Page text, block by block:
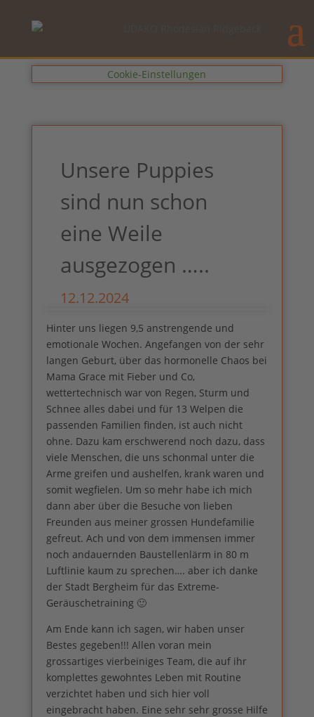
Cookie-Einstellungen
Unsere Puppies
sind nun schon
eine Weile
ausgezogen …..
12.12.2024
Hinter uns liegen 9,5 anstrengende und
emotionale Wochen. Angefangen von der sehr
langen Geburt, über das hormonelle Chaos bei
Mama Grace mit Fieber und Co,
wettertechnisch war von Regen, Sturm und
Schnee alles dabei und für 13 Welpen die
passenden Familien finden, ist auch nicht
ohne. Dazu kam erschwerend noch dazu, dass
viele Menschen, die uns schonmal unter die
Arme greifen und aushelfen, krank waren und
somit wegfielen. Um so mehr habe ich mich
dann aber über die Besuche von lieben
Freunden aus meiner grossen Hundefamilie
gefreut. Ach und von dem immensen immer
noch andauernden Baustellenlärm in 80 m
Luftlinie kaum zu sprechen…. aber ich danke
der Stadt Bergheim für das Extreme-
Geräuschetraining 🙂
Am Ende kann ich sagen, wir haben unser
Bestes gegeben!!! Allen voran mein
grossartiges vierbeiniges Team, die auf ihr
komplettes gewohntes Leben mit Routine
verzichtet haben und sich hier voll
eingebracht haben. Eine sehr sehr grosse Hilfe